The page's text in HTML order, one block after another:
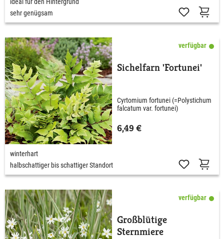
sehr genügsam
verfügbar
Sichelfarn 'Fortunei'
Cyrtomium fortunei (=Polystichum
falcatum var. fortunei)
6,49 €
winterhart
halbschattiger bis schattiger Standort
verfügbar
Großblütige
Sternmiere